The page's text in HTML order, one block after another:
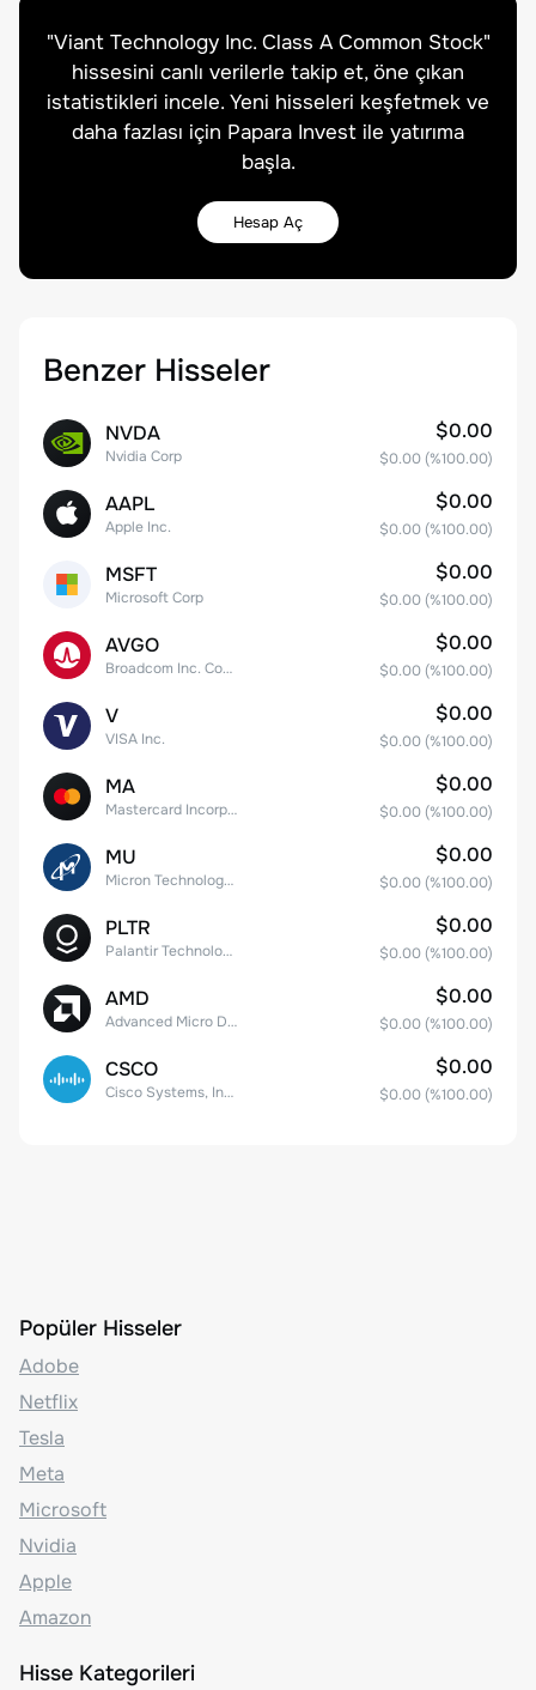
"Viant Technology Inc. Class A Common Stock"
hissesini canlı verilerle takip et, öne çıkan
istatistikleri incele. Yeni hisseleri keşfetmek ve
daha fazlası için Papara Invest ile yatırıma
başla.
Hesap Aç
Benzer Hisseler
NVDA
Nvidia Corp
$0.00
$0.00 (%100.00)
AAPL
Apple Inc.
$0.00
$0.00 (%100.00)
MSFT
Microsoft Corp
$0.00
$0.00 (%100.00)
AVGO
Broadcom Inc. Common Stock
$0.00
$0.00 (%100.00)
V
VISA Inc.
$0.00
$0.00 (%100.00)
MA
Mastercard Incorporated
$0.00
$0.00 (%100.00)
MU
Micron Technology, Inc.
$0.00
$0.00 (%100.00)
PLTR
Palantir Technologies Inc. Class A Common Stock
$0.00
$0.00 (%100.00)
AMD
Advanced Micro Devices
$0.00
$0.00 (%100.00)
CSCO
Cisco Systems, Inc. Common Stock (DE)
$0.00
$0.00 (%100.00)
Popüler Hisseler
Adobe
Netflix
Tesla
Meta
Microsoft
Nvidia
Apple
Amazon
Hisse Kategorileri